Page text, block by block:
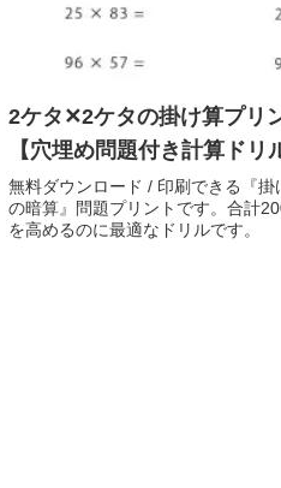
2ケタ✕2ケタの掛け算プリ
【穴埋め問題付き計算ドリ
無料ダウンロード / 印刷できる『
の暗算』問題プリントです。合計
を高めるのに最適なドリルです。